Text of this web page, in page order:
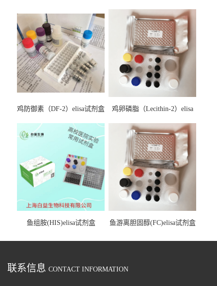
鸡防御素（DF-2）elisa试剂盒
鸡卵磷脂（Lecithin-2）elisa
鱼组胺(HIS)elisa试剂盒 鱼游离胆固醇(FC)elisa试剂盒
联系信息 CONTACT INFORMATION